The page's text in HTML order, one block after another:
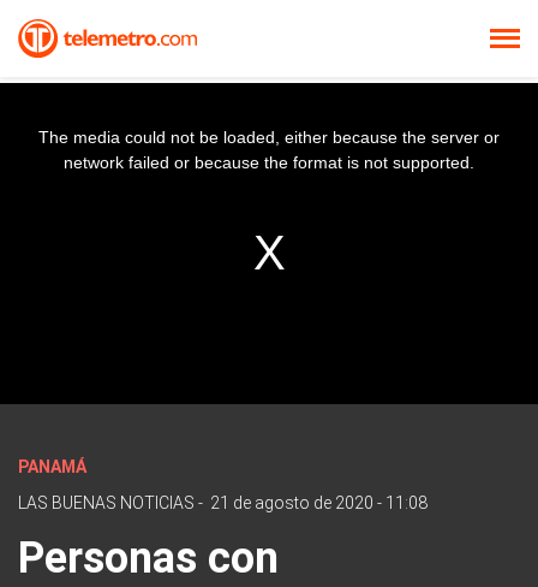
The media could not be loaded, either because the server or
network failed or because the format is not supported.
PANAMÁ
LAS BUENAS NOTICIAS - 21 de agosto de 2020 - 11:08
Personas con